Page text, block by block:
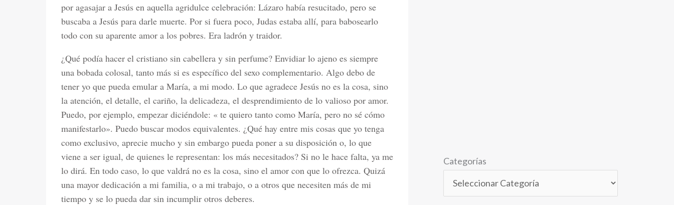
por agasajar a Jesús en aquella agridulce celebración: Lázaro había resucitado, pero se
buscaba a Jesús para darle muerte. Por si fuera poco, Judas estaba allí, para babosearlo
todo con su aparente amor a los pobres. Era ladrón y traidor.
¿Qué podía hacer el cristiano sin cabellera y sin perfume? Envidiar lo ajeno es siempre
una bobada colosal, tanto más si es específico del sexo complementario. Algo debo de
tener yo que pueda emular a María, a mi modo. Lo que agradece Jesús no es la cosa, sino
la atención, el detalle, el cariño, la delicadeza, el desprendimiento de lo valioso por amor.
Puedo, por ejemplo, empezar diciéndole: « te quiero tanto como María, pero no sé cómo
manifestarlo». Puedo buscar modos equivalentes. ¿Qué hay entre mis cosas que yo tenga
como exclusivo, aprecie mucho y sin embargo pueda poner a su disposición o, lo que
viene a ser igual, de quienes le representan: los más necesitados? Si no le hace falta, ya me
lo dirá. En todo caso, lo que valdrá no es la cosa, sino el amor con que lo ofrezca. Quizá
una mayor dedicación a mi familia, o a mi trabajo, o a otros que necesiten más de mi
tiempo y se lo pueda dar sin incumplir otros deberes.
Categorías